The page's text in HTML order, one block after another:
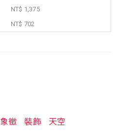
NT$ 1,375
NT$ 702
象徵 裝飾 天空